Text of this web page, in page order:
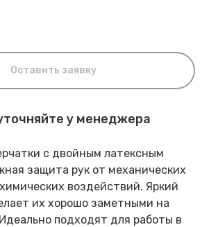
Оставить заявку
у менеджера
с двойным латексным
защита рук от механических
воздействий. Яркий
их хорошо заметными на
подходят для работы в